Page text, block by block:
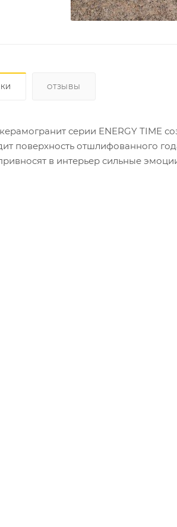
ОТЗЫВЫ
серии ENERGY TIME
поверхность отшлифованного
в интерьер сильные